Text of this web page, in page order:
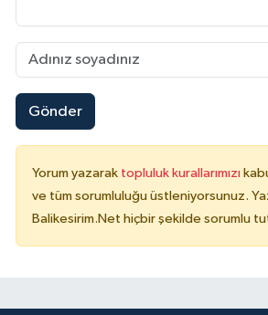
Gönder
Yorum yazarak topluluk kurallarımızı
ve tüm sorumluluğu üstleniyorsunuz.
Balikesirim.Net hiçbir şekilde sorumlu